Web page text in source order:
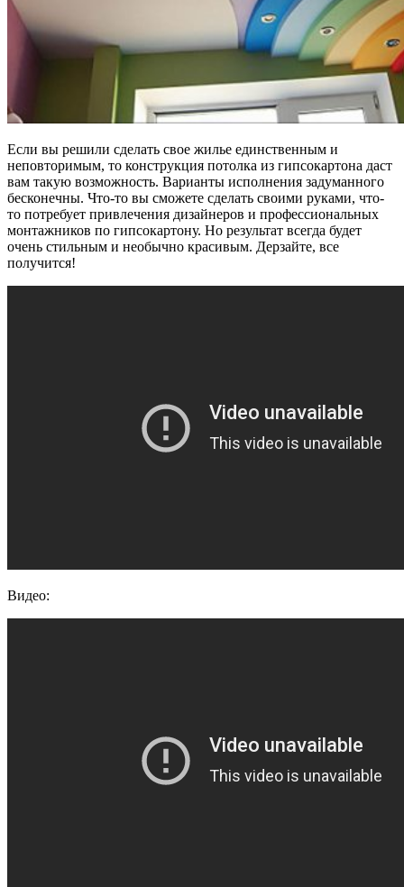
Если вы решили сделать свое жилье единственным и
неповторимым, то конструкция потолка из гипсокартона даст
вам такую возможность. Варианты исполнения задуманного
бесконечны. Что-то вы сможете сделать своими руками, что-
то потребует привлечения дизайнеров и профессиональных
монтажников по гипсокартону. Но результат всегда будет
очень стильным и необычно красивым. Дерзайте, все
получится!
Видео: